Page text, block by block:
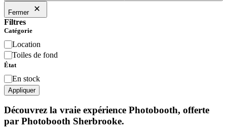
Fermer
Filtres
Catégorie
Catégorie
Location
Toiles de fond
État
ÉtatEn stock
Appliquer
Découvrez la vraie expérience Photobooth, offerte
par Photobooth Sherbrooke.